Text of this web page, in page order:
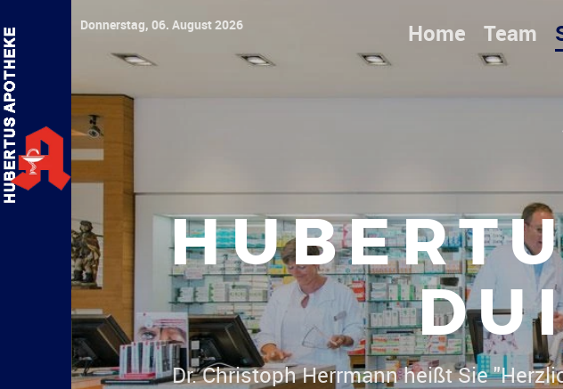
Donnerstag, 06. August 2026 Home Team
Dr.